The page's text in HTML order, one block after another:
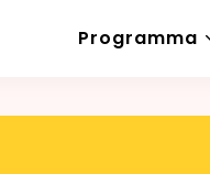
Programma